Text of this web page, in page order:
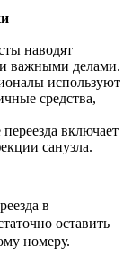
наводят
важными делами.
используют
средства,
включает
санузла.
в
оставить
номеру.